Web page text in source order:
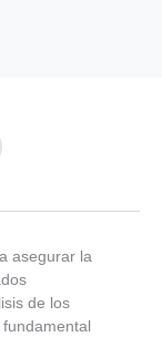
asegurar la
de los